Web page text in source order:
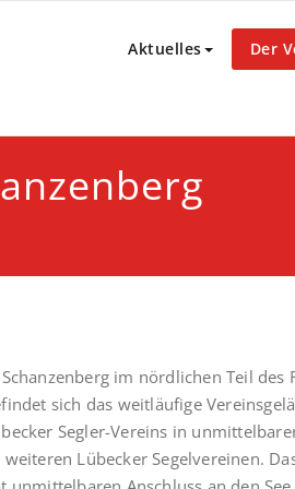
Lübecker Segler-
Aktuelles Der
im nördlichen Teil des
sich das weitläufige
Segler-Vereins in
weiteren Lübecker Segelvereinen.